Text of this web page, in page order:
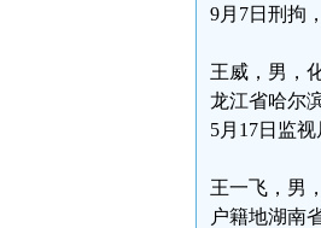
9月7日刑拘
王威，男，
龙江省哈尔
5月17日监
王一飞，男
户籍地湖南